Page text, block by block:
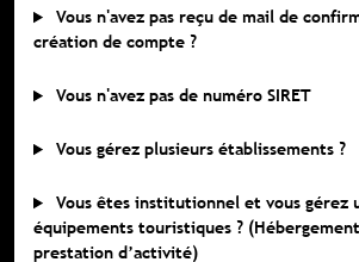
Vous n'avez pas reçu de mail de
création de compte ?
Vous n'avez pas de numéro SIRET
Vous gérez plusieurs établissements ?
Vous êtes institutionnel et vous gérez
équipements touristiques ?
prestation d’activité)